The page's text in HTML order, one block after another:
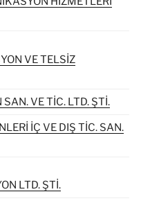
VE TELSİZ
VE TİC. LTD. ŞTİ.
İÇ VE DIŞ TİC. SAN.
LTD. ŞTİ.